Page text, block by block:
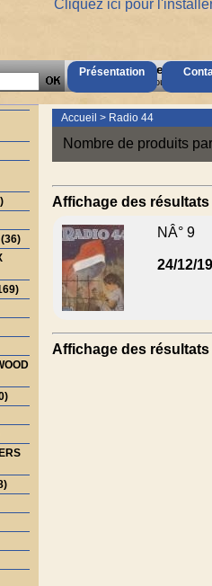
Présentation
Cliquez ici pour
AccÃ¨s Client
Mot de passe oubliÃ© ?
Accueil > Radio 44
Nombre de produits
Affichage des résultats
NÂ° 9
24/12/
Affichage des résultats